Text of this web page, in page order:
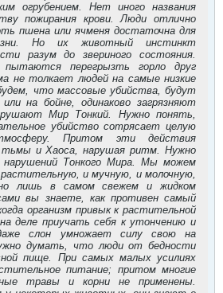
огрубением. Нет иного названия
пожирания крови. Люди отлично
пшена или ячменя достаточна для
Но их животный инстинкт
разум до звериного состояния.
перегрызть горло друг
не толкает людей на самые низкие
что массовые убийства, будут
на бойне, одинаково загрязняют
Мир Тонкий. Нужно понять,
убийство сотрясает целую
Притом эти действия
и Хаоса, нарушая ритм. Нужно
нарушений Тонкого Мира. Мы можем
и мучную, и молочную,
лишь в самом свежем и жидком
вы знаете, как противен самый
организм привык к растительной
деле приучать себя к утончению и
слон умножает силу свою на
думать, что люди от бедности
пище. При самых малых усилиях
питание; притом многие
травы и корни не применены.